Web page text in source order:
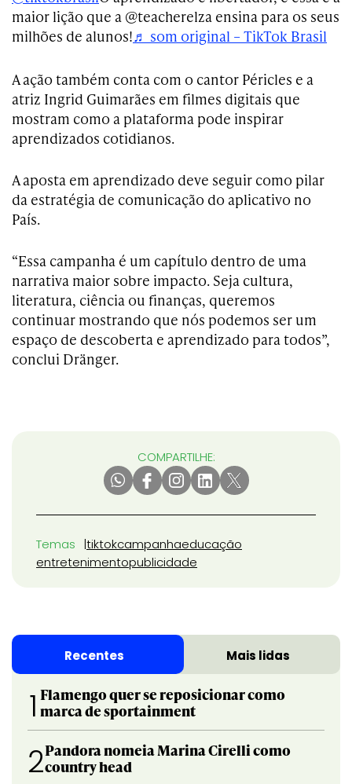
maior lição que a @teacherelza ensina para os seus
milhões de alunos!♬ som original – TikTok Brasil
A ação também conta com o cantor Péricles e a
atriz Ingrid Guimarães em filmes digitais que
mostram como a plataforma pode inspirar
aprendizados cotidianos.
A aposta em aprendizado deve seguir como pilar
da estratégia de comunicação do aplicativo no
País.
“Essa campanha é um capítulo dentro de uma
narrativa maior sobre impacto. Seja cultura,
literatura, ciência ou finanças, queremos
continuar mostrando que nós podemos ser um
espaço de descoberta e aprendizado para todos”,
conclui Dränger.
COMPARTILHE:
Temas tiktokcampanhaeducação
entretenimentopublicidade
Recentes Mais lidas
1 Flamengo quer se reposicionar como
marca de sportainment
2Pandora nomeia Marina Cirelli como
country head